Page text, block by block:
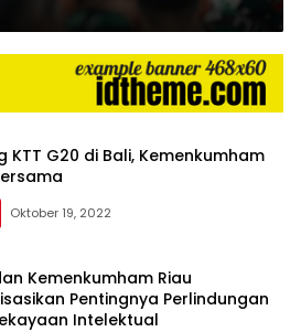
KTT G20 di Bali, Kemenkumham
Oktober 19, 2022
Kemenkumham Riau
Pentingnya Perlindungan
Intelektual